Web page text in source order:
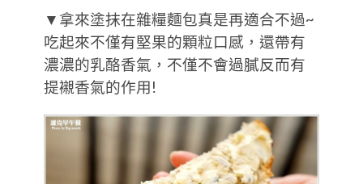
▼拿來塗抹在雜糧麵包真是再適合不過~
吃起來不僅有堅果的顆粒口感，還帶有
濃濃的乳酪香氣，不僅不會過膩反而有
提襯香氣的作用!